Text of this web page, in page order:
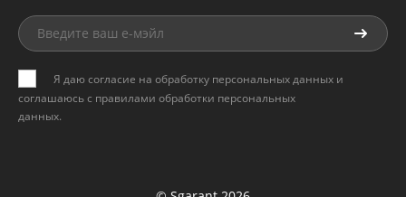
Я даю согласие на обработку персональных данных и
соглашаюсь с правилами обработки персональных
данных.